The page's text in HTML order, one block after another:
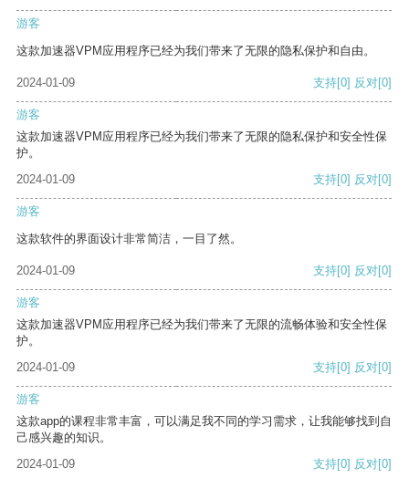
游客
这款加速器VPM应用程序已经为我们带来了无限的隐私保护和自由。
2024-01-09 支持[0] 反对[0]
游客
这款加速器VPM应用程序已经为我们带来了无限的隐私保护和安全性保
护。
2024-01-09
支持[0] 反对[0]
游客
这款软件的界面设计非常简洁，一目了然。
2024-01-09 支持[0] 反对[0]
游客
这款加速器VPM应用程序已经为我们带来了无限的流畅体验和安全性保
护。
2024-01-09
支持[0] 反对[0]
游客
这款app的课程非常丰富，可以满足我不同的学习需求，让我能够找到自
己感兴趣的知识。
2024-01-09
支持[0] 反对[0]